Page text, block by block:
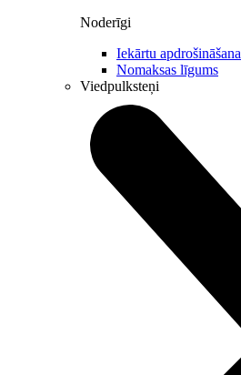
Noderīgi
Iekārtu apdrošināšana
Nomaksas līgums
Viedpulksteņi